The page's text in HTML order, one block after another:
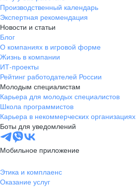
Производственный календарь
Экспертная рекомендация
Новости и статьи
Блог
О компаниях в игровой форме
Жизнь в компании
ИТ-проекты
Рейтинг работодателей России
Молодым специалистам
Карьера для молодых специалистов
Школа программистов
Карьера в некоммерческих организациях
Боты для уведомлений
Мобильное приложение
Этика и комплаенс
Оказание услуг